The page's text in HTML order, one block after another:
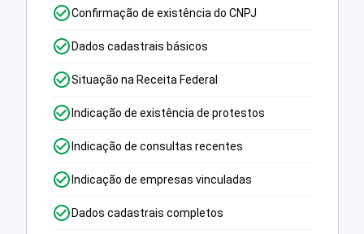
Confirmação de existência do CNPJ
Dados cadastrais básicos
Situação na Receita Federal
Indicação de existência de protestos
Indicação de consultas recentes
Indicação de empresas vinculadas
Dados cadastrais completos